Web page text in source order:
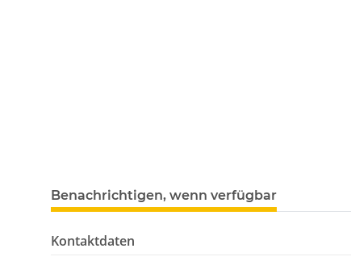
weitere Registerkarten anzeigen
Benachrichtigen, wenn verfügbar
Kontaktdaten